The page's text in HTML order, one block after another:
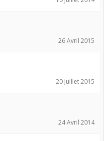
26 Avril 2015
20 Juillet 2015
24 Avril 2014